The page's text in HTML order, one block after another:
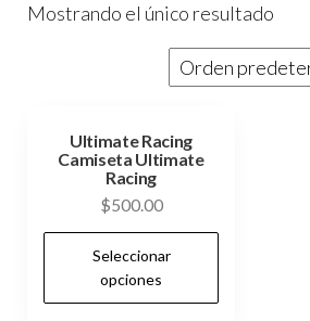
Mostrando el único resultado
Ultimate Racing
Camiseta Ultimate
Racing
$500.00
Seleccionar
opciones